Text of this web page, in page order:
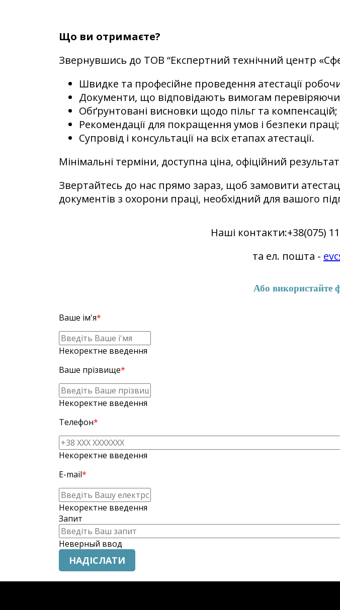
Що ви отримаєте?
Звернувшись до ТОВ “Експертний технічний центр
Швидке та професійне проведення атестації
Документи, що відповідають вимогам
Обґрунтовані висновки щодо пільг та компенсацій;
Рекомендації для покращення умов і безпеки праці;
Супровід і консультації на всіх етапах атестації.
Мінімальні терміни, доступна ціна, офіційний
Звертайтесь до нас прямо зараз, щоб замовити
документів з охорони праці, необхідний для вашого
Наші контакти:+38(075)
та ел. пошта -
Або використайте
Ваше ім'я*
Некоректне введення
Ваше прізвище*
Некоректне введення
Телефон*
Некоректне введення
E-mail*
Некоректне введення
Запит
Неверный ввод
НАДІСЛАТИ